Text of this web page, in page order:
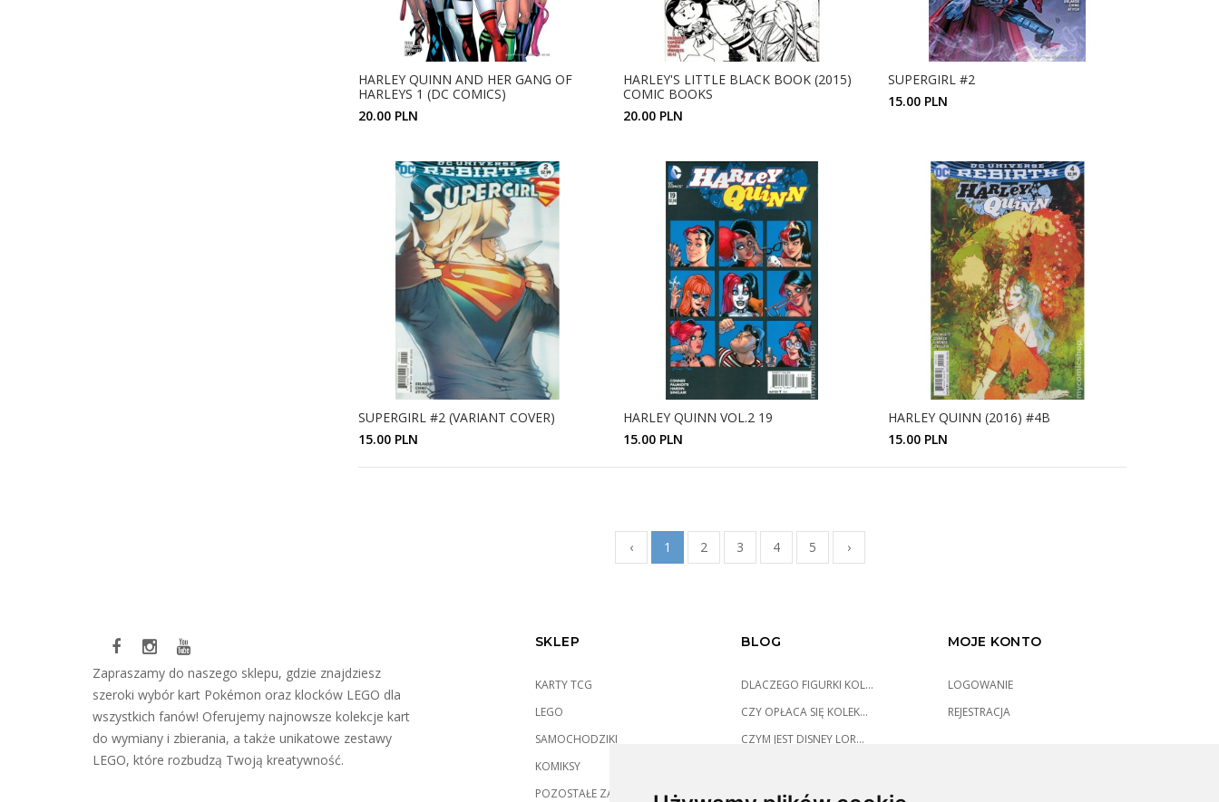
HARLEY QUINN AND HER GANG OF
HARLEYS 1 (DC COMICS)
20.00 PLN
HARLEY'S LITTLE BLACK BOOK (2015)
COMIC BOOKS
20.00 PLN
SUPERGIRL #2
15.00 PLN
SUPERGIRL #2 (VARIANT COVER)
15.00 PLN
HARLEY QUINN VOL.2 19
15.00 PLN
HARLEY QUINN (2016) #4B
15.00 PLN
‹ 1 2 3 4 5 ›
Zapraszamy do naszego sklepu, gdzie znajdziesz
szeroki wybór kart Pokémon oraz klocków LEGO dla
wszystkich fanów! Oferujemy najnowsze kolekcje kart
do wymiany i zbierania, a także unikatowe zestawy
LEGO, które rozbudzą Twoją kreatywność.
SKLEP
KARTY TCG
LEGO
SAMOCHODZIKI
KOMIKSY
POZOSTAŁE ZABAWKI
BLOG
DLACZEGO FIGURKI KOL...
CZY OPŁACA SIĘ KOLEK...
CZYM JEST DISNEY LOR...
MOJE KONTO
LOGOWANIE
REJESTRACJA